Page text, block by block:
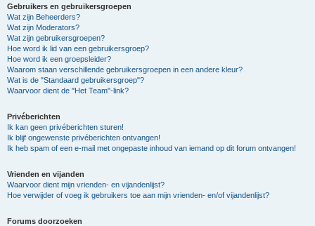
Gebruikers en gebruikersgroepen
Wat zijn Beheerders?
Wat zijn Moderators?
Wat zijn gebruikersgroepen?
Hoe word ik lid van een gebruikersgroep?
Hoe word ik een groepsleider?
Waarom staan verschillende gebruikersgroepen in een andere kleur?
Wat is de "Standaard gebruikersgroep"?
Waarvoor dient de "Het Team"-link?
Privéberichten
Ik kan geen privéberichten sturen!
Ik blijf ongewenste privéberichten ontvangen!
Ik heb spam of een e-mail met ongepaste inhoud van iemand op dit forum ontvangen!
Vrienden en vijanden
Waarvoor dient mijn vrienden- en vijandenlijst?
Hoe verwijder of voeg ik gebruikers toe aan mijn vrienden- en/of vijandenlijst?
Forums doorzoeken